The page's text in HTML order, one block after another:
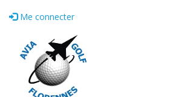
Me connecter